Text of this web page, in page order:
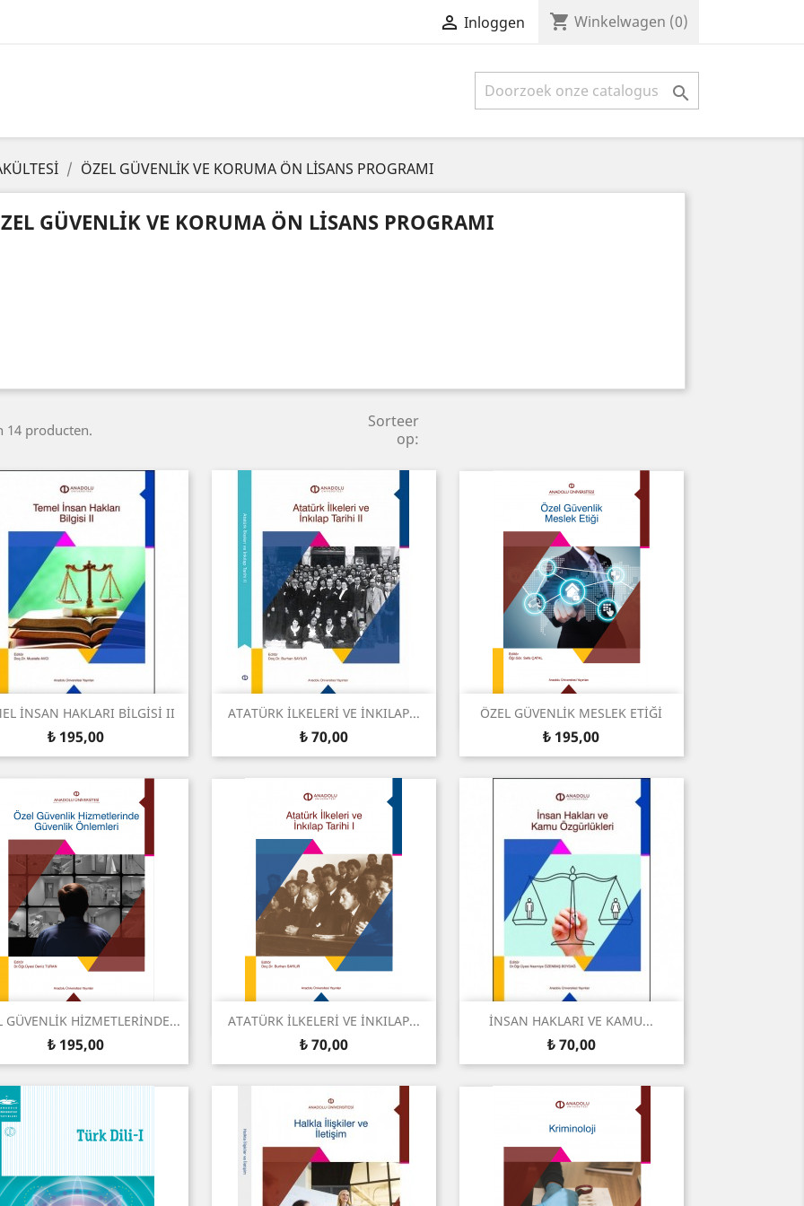
 Inloggen shopping_cart Winkelwagen (0)

ÖZEL GÜVENLİK VE KORUMA ÖN LİSANS PROGRAMI
GÜVENLİK VE KORUMA ÖN LİSANS PROGRAMI
14 producten.
Sorteer
op:
İNSAN HAKLARI BİLGİSİ II
Prijs
₺ 195,00
Snel bekijken ATATÜRK İLKELERİ VE İNKILAP...
Prijs
₺ 70,00
Snel bekijken ÖZEL GÜVENLİK MESLEK ETİĞİ
Prijs
₺ 195,00
Snel bekijken
GÜVENLİK HİZMETLERİNDE...
Prijs
₺ 195,00
Snel bekijken ATATÜRK İLKELERİ VE İNKILAP...
Prijs
₺ 70,00
Snel bekijken İNSAN HAKLARI VE KAMU...
Prijs
₺ 70,00
Snel bekijken